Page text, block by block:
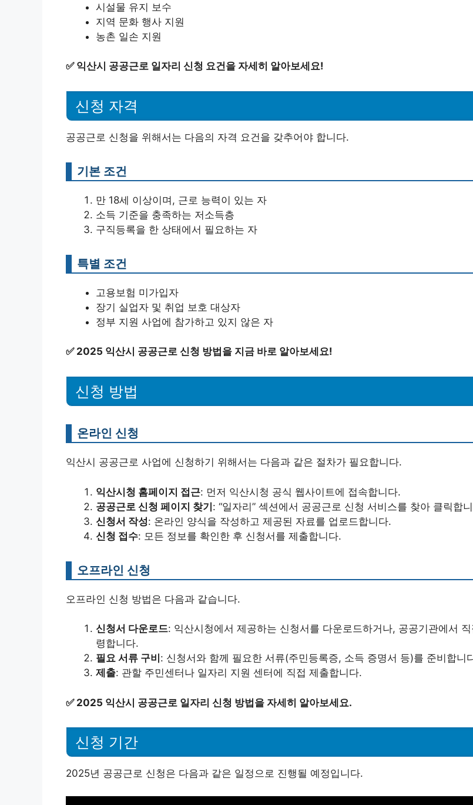
시설물 유지 보수
지역 문화 행사 지원
농촌 일손 지원
✅ 익산시 공공근로 일자리 신청 요건을 자세히 알아보세요!
신청 자격
공공근로 신청을 위해서는 다음의 자격 요건을 갖추어야 합니다.
기본 조건
만 18세 이상이며, 근로 능력이 있는 자
소득 기준을 충족하는 저소득층
구직등록을 한 상태에서 필요하는 자
특별 조건
고용보험 미가입자
장기 실업자 및 취업 보호 대상자
정부 지원 사업에 참가하고 있지 않은 자
✅ 2025 익산시 공공근로 신청 방법을 지금 바로 알아보세요!
신청 방법
온라인 신청
익산시 공공근로 사업에 신청하기 위해서는 다음과 같은 절차가 필요합니다.
익산시청 홈페이지 접근: 먼저 익산시청 공식 웹사이트에 접속합니다.
공공근로 신청 페이지 찾기: “일자리” 섹션에서 공공근로 신청 서비스를 찾아 클릭합
신청서 작성: 온라인 양식을 작성하고 제공된 자료를 업로드합니다.
신청 접수: 모든 정보를 확인한 후 신청서를 제출합니다.
오프라인 신청
오프라인 신청 방법은 다음과 같습니다.
신청서 다운로드: 익산시청에서 제공하는 신청서를 다운로드하거나, 공공기관에서
령합니다.
필요 서류 구비 : 신청서와 함께 필요한 서류(주민등록증, 소득 증명서 등)를 준비합니
제출: 관할 주민센터나 일자리 지원 센터에 직접 제출합니다.
✅ 2025 익산시 공공근로 일자리 신청 방법을 자세히 알아보세요.
신청 기간
2025년 공공근로 신청은 다음과 같은 일정으로 진행될 예정입니다.